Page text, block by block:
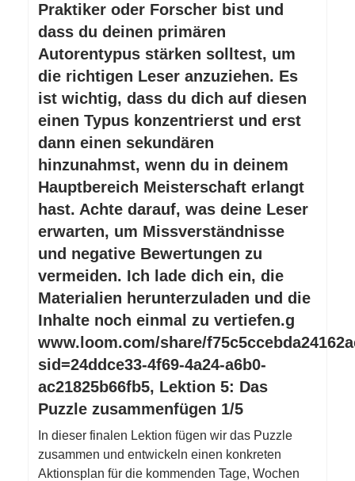
Praktiker oder Forscher bist und
dass du deinen primären
Autorentypus stärken solltest, um
die richtigen Leser anzuziehen. Es
ist wichtig, dass du dich auf diesen
einen Typus konzentrierst und erst
dann einen sekundären
hinzunahmst, wenn du in deinem
Hauptbereich Meisterschaft erlangt
hast. Achte darauf, was deine Leser
erwarten, um Missverständnisse
und negative Bewertungen zu
vermeiden. Ich lade dich ein, die
Materialien herunterzuladen und die
Inhalte noch einmal zu vertiefen.g
www.loom.com/share/
sid=24ddce33-4f69-4a24-a6b0-
ac21825b66fb5, Lektion 5: Das
Puzzle zusammenfügen 1/5
In dieser finalen Lektion fügen wir das Puzzle
zusammen und entwickeln einen konkreten
Aktionsplan für die kommenden Tage, Wochen